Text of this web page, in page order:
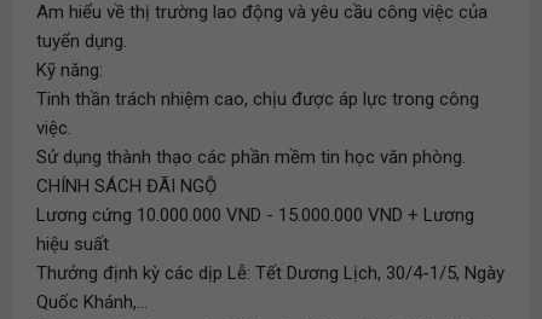
Am hiểu về thị trường lao động và yêu cầu công việc của
tuyển dụng.
Kỹ năng:
Tinh thần trách nhiệm cao, chịu được áp lực trong công
việc.
Sử dụng thành thạo các phần mềm tin học văn phòng.
CHÍNH SÁCH ĐÃI NGỘ
Lương cứng 10.000.000 VND - 15.000.000 VND + Lương
hiệu suất
Thưởng định kỳ các dịp Lễ: Tết Dương Lịch, 30/4-1/5, Ngày
Quốc Khánh,...